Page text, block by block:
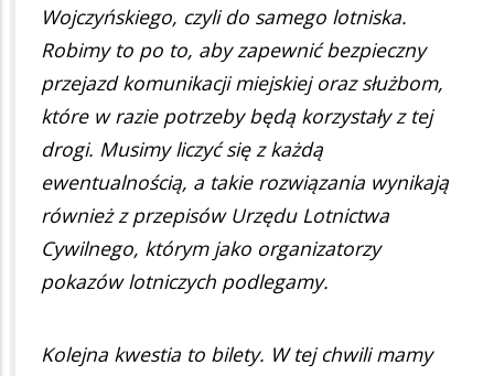
Wojczyńskiego, czyli do samego lotniska.
Robimy to po to, aby zapewnić bezpieczny
przejazd komunikacji miejskiej oraz służbom,
które w razie potrzeby będą korzystały z tej
drogi. Musimy liczyć się z każdą
ewentualnością, a takie rozwiązania wynikają
również z przepisów Urzędu Lotnictwa
Cywilnego, którym jako organizatorzy
pokazów lotniczych podlegamy.
Kolejna kwestia to bilety. W tej chwili mamy